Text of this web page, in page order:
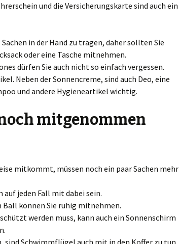
und die Versicherungskarte sind auch ein
in der Hand zu tragen, daher sollten Sie
oder eine Tasche mitnehmen.
dürfen Sie auch nicht so einfach vergessen.
Neben der Sonnencreme, sind auch Deo, eine
und andere Hygieneartikel wichtig.
mitgenommen
mitkommt, müssen noch ein paar Sachen mehr
jeden Fall mit dabei sein.
Ball können Sie ruhig mitnehmen.
werden muss, kann auch ein Sonnenschirm
Schwimmflügel auch mit in den Koffer zu tun.